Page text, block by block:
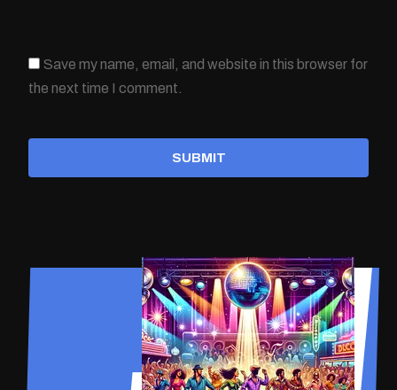
Save my name, email, and website in this browser for
the next time I comment.
SUBMIT